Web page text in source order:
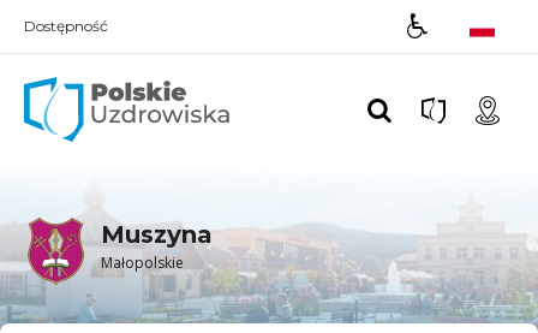
Dostępność
Muszyna
Małopolskie